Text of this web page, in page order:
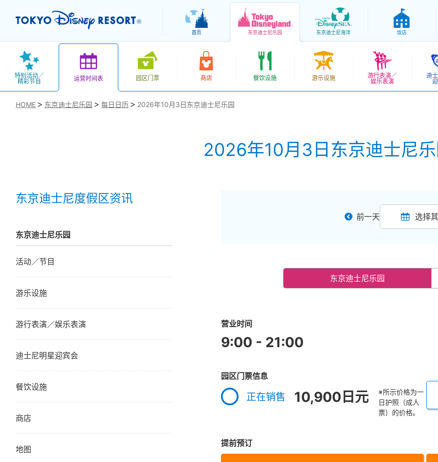
首页 东京迪士尼乐园 东京迪士尼海洋 饭店
特别活动／
精彩节目
运营时间表 园区门票 商店 餐饮设施 游乐设施
游行表演／
娱乐表演
迪
HOME 东京迪士尼乐园 每日日历 2026年10月3日东京迪士尼乐园
2026年10月3日东京迪士尼
前一天 选择
东京迪士尼乐园
营业时间
9:00 - 21:00
园区门票信息
正在销售 10,900日元
※所示价格为一
日护照（成人
票）的价格。
提前预订
东京迪士尼度假区资讯
东京迪士尼乐园
活动／节目
游乐设施
游行表演／娱乐表演
迪士尼明星迎宾会
餐饮设施
商店
地图